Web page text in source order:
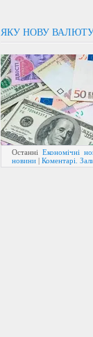
ЯКУ НОВУ ВАЛЮТУ
Останні Економічні
новини | Коментарі.